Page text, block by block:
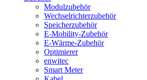
Modulzubehör
Wechselrichterzubehör
Speicherzubehör
E-Mobility-Zubehör
E-Wärme-Zubehör
Optimierer
enwitec
Smart Meter